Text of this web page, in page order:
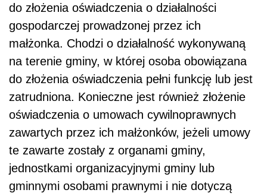
do złożenia oświadczenia o działalności
gospodarczej prowadzonej przez ich
małżonka. Chodzi o działalność wykonywaną
na terenie gminy, w której osoba obowiązana
do złożenia oświadczenia pełni funkcję lub jest
zatrudniona. Konieczne jest również złożenie
oświadczenia o umowach cywilnoprawnych
zawartych przez ich małżonków, jeżeli umowy
te zawarte zostały z organami gminy,
jednostkami organizacyjnymi gminy lub
gminnymi osobami prawnymi i nie dotyczą